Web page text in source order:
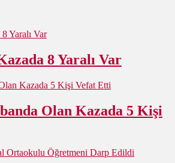
8 Yaralı Var
Olan Kazada 5 Kişi